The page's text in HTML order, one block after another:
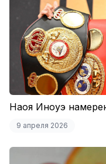
Наоя Иноуэ
9 апреля 2026